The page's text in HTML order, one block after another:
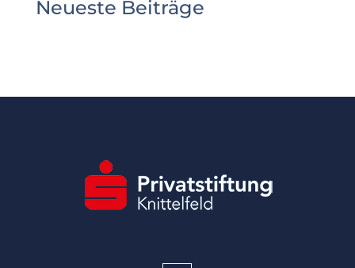
Neueste Beiträge